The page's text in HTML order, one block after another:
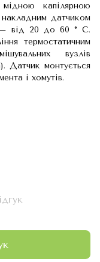
капілярною
датчиком
– від 20 до 60 ° C.
термостатичним
вузлів
Датчик монтується
і хомутів.